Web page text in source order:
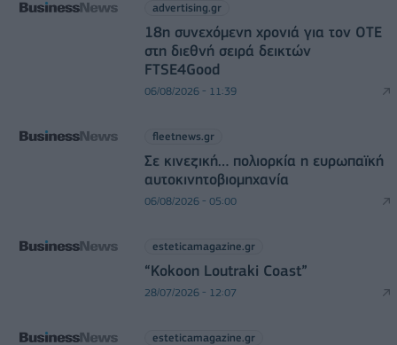
advertising.gr
18η συνεχόμενη χρονιά για τον ΟΤΕ
στη διεθνή σειρά δεικτών
FTSE4Good
06/08/2026 - 11:39
fleetnews.gr
Σε κινεζική… πολιορκία η ευρωπαϊκή
αυτοκινητοβιομηχανία
06/08/2026 - 05:00
esteticamagazine.gr
“Kokoon Loutraki Coast”
28/07/2026 - 12:07
esteticamagazine.gr